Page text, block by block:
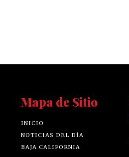
Mapa de Sitio
INICIO
NOTICIAS DEL DÍA
BAJA CALIFORNIA